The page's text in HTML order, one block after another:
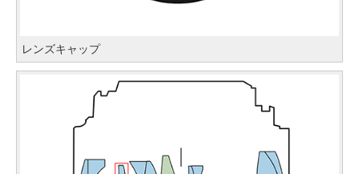
レンズキャップ